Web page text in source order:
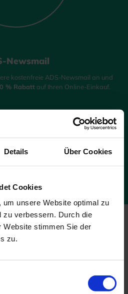
Details Über Cookies
Cookies
unsere Website optimal zu
zu verbessern. Durch die
Website stimmen Sie der
zu.
Newsmail
kostenfreie ADS-Newsmail an und
% Rabattauf Ihren Online-Einkauf.
*Pflichtfelder